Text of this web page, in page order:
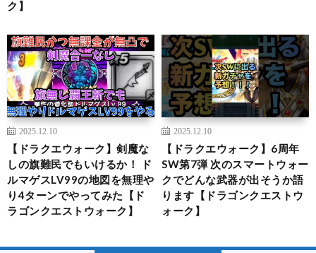
ク】
2025.12.10
【ドラクエウォーク】剣魔な
しの旗難民でもいけるか！ ド
ルマゲスLV99の地図を無理や
り4ターンでやってみた【ド
ラゴンクエストウォーク】
2025.12.10
【ドラクエウォーク】6周年
SW第7弾 次のスマートウォー
クでどんな武器が出そうか語
ります【ドラゴンクエストウ
ォーク】